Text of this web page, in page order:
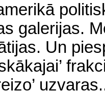
galerijas.
Un